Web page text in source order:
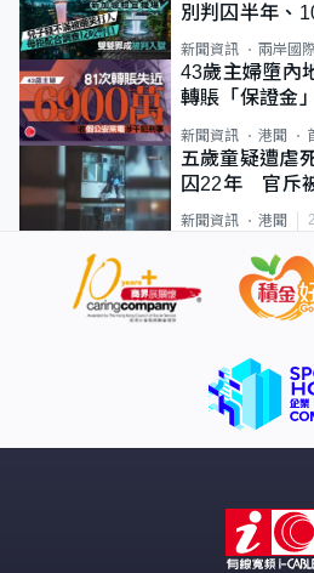
別判囚半年、
新聞資訊 兩岸國
43歲主婦墮內
轉賬「保證金
新聞資訊 港聞
五歲童疑遭虐
囚22年 官斥
新聞資訊 港聞